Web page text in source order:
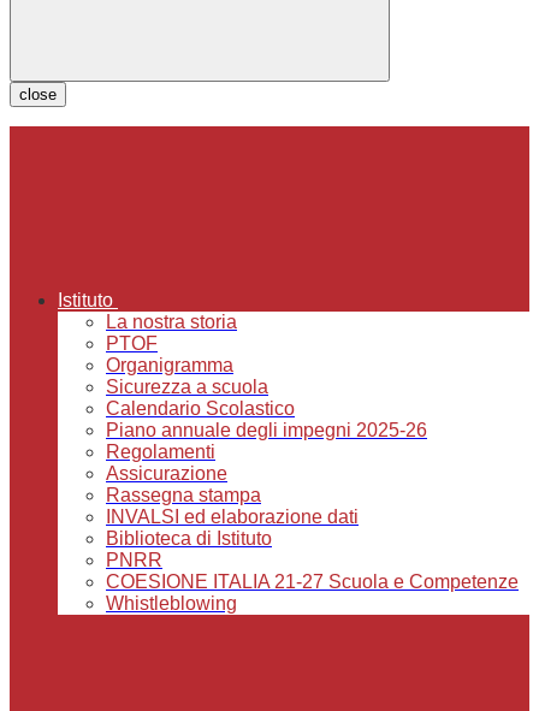
close
Istituto
La nostra storia
PTOF
Organigramma
Sicurezza a scuola
Calendario Scolastico
Piano annuale degli impegni 2025-26
Regolamenti
Assicurazione
Rassegna stampa
INVALSI ed elaborazione dati
Biblioteca di Istituto
PNRR
COESIONE ITALIA 21-27 Scuola e Competenze
Whistleblowing